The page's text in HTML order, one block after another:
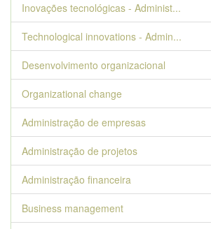
Inovações tecnológicas - Administ...
Technological innovations - Admin...
Desenvolvimento organizacional
Organizational change
Administração de empresas
Administração de projetos
Administração financeira
Business management